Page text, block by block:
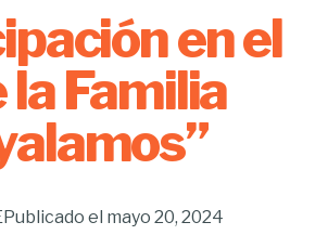
en el
la Familia
Publicado el mayo 20, 2024